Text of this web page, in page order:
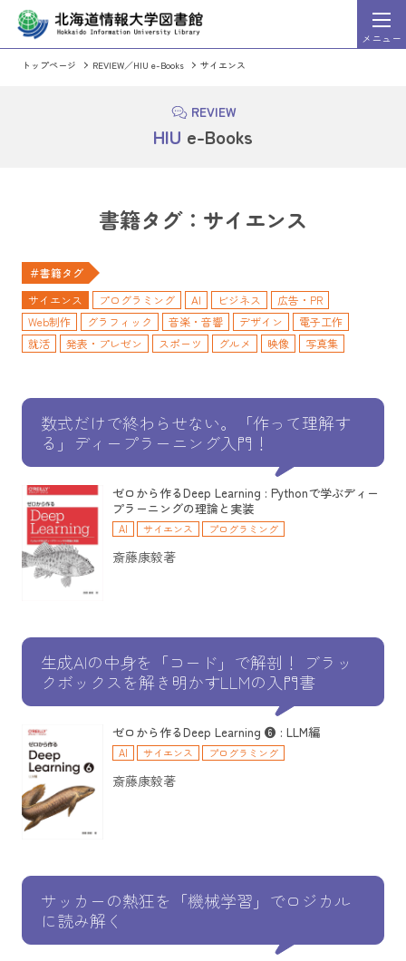
メニュー
トップページ REVIEW／HIU e-Books サイエンス
REVIEW
HIU e-Books
書籍タグ：サイエンス
＃書籍タグ
サイエンス
プログラミング AI ビジネス
広告・PR
Web制作
グラフィック 音楽・音響 デザイン
電子工作
就活
発表・プレゼン スポーツ グルメ 映像
写真集
数式だけで終わらせない。「作って理解す
る」ディープラーニング入門！
ゼロから作るDeep Learning : Pythonで学ぶディー
プラーニングの理論と実装
AI サイエンス プログラミング
斎藤康毅著
生成AIの中身を「コード」で解剖！ ブラッ
クボックスを解き明かすLLMの入門書
ゼロから作るDeep Learning ❻ : LLM編
AI サイエンス プログラミング
斎藤康毅著
サッカーの熱狂を「機械学習」でロジカル
に読み解く
検索
刊東洋経済」「一橋ビジネスレビュー」など、東洋経
ジネス・企業情報誌を検索・閲覧することができるサ